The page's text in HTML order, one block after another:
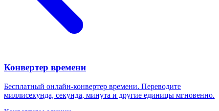
Конвертер времени
Бесплатный онлайн-конвертер времени. Переводите
миллисекунда, секунда, минута и другие единицы мгновенно.